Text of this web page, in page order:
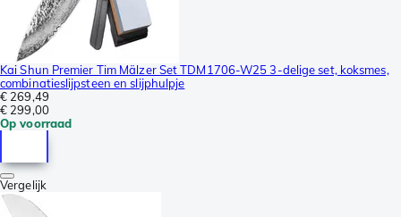
Kai Shun Premier Tim Mälzer Set TDM1706-W25 3-delige set, koksmes,
combinatieslijpsteen en slijphulpje
€ 269,49
€ 299,00
Op voorraad
Vergelijk